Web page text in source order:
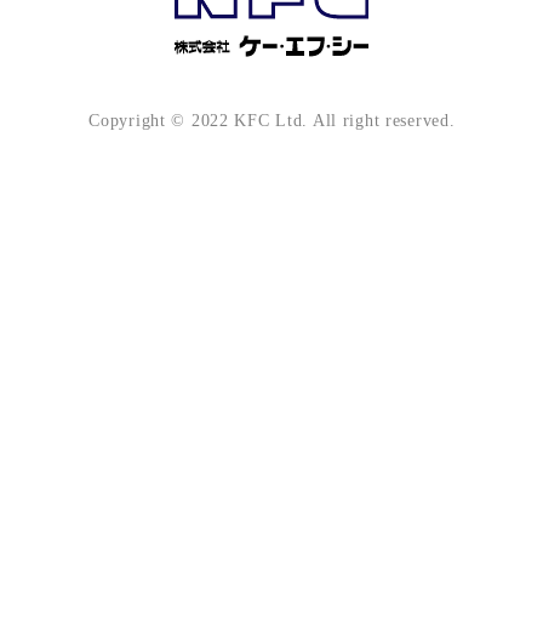
Copyright © 2022 KFC Ltd. All right reserved.